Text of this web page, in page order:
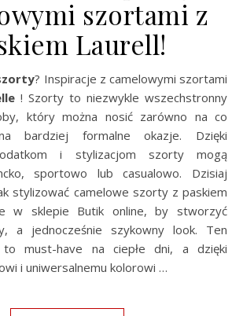
szortami z
Laurell!
? Inspiracje z camelowymi szortami
! Szorty to niezwykle wszechstronny
który można nosić zarówno na co
bardziej formalne okazje. Dzięki
i stylizacjom szorty mogą
sportowo lub casualowo. Dzisiaj
stylizować camelowe szorty z paskiem
w sklepie Butik online, by stworzyć
a jednocześnie szykowny look. Ten
must-have na ciepłe dni, a dzięki
i uniwersalnemu kolorowi …